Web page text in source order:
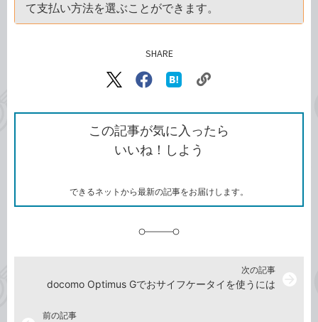
て支払い方法を選ぶことができます。
SHARE
X（旧
で
シ
ェ
ア
Facebook
シ
ェ
ア
な
ブ
ッ
ク
ク
ク
を
コ
この記事が気に入ったら
いいね！しよう
できるネットから最新の記事をお届けします。
前の記事
次の記事
docomo Optimus Gでおサイフケータイを使うには